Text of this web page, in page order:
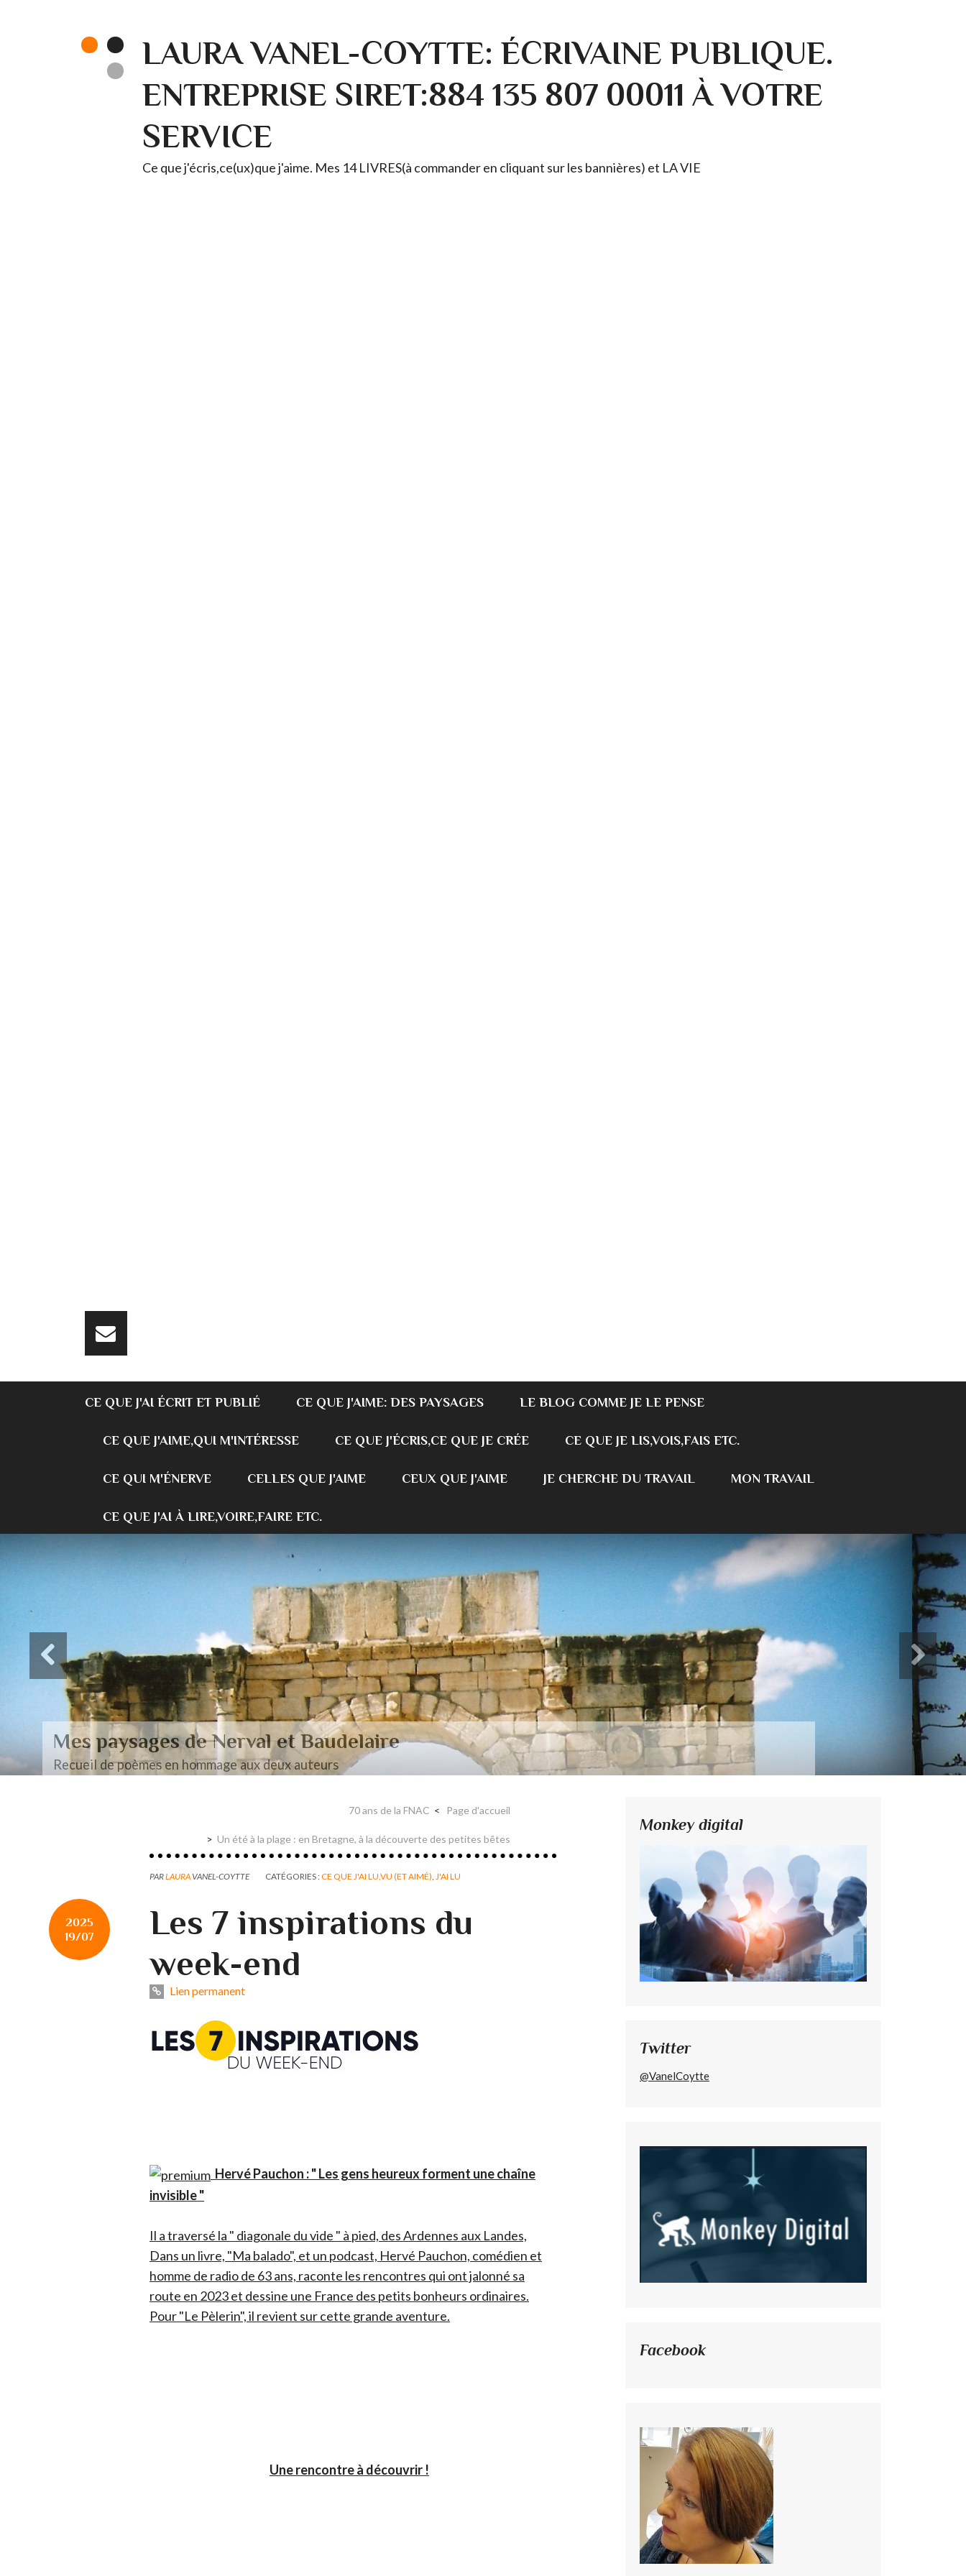
LAURA VANEL-COYTTE: ÉCRIVAINE PUBLIQUE.
ENTREPRISE SIRET:884 135 807 00011 À VOTRE
SERVICE
Ce que j'écris,ce(ux)que j'aime. Mes 14 LIVRES(à commander en cliquant sur les bannières) et LA VIE
CE QUE J'AI ÉCRIT ET PUBLIÉ CE QUE J'AIME: DES PAYSAGES LE BLOG COMME JE LE PENSE
CE QUE J'AIME,QUI M'INTÉRESSE CE QUE J'ÉCRIS,CE QUE JE CRÉE CE QUE JE LIS,VOIS,FAIS ETC.
CE QUI M'ÉNERVE CELLES QUE J'AIME CEUX QUE J'AIME JE CHERCHE DU TRAVAIL MON TRAVAIL
CE QUE J'AI À LIRE,VOIRE,FAIRE ETC.
Des paysages de Baudelaire et Nerval
Mon mémoire de maîtrise
70 ans de la FNAC Page d'accueil
Un été à la plage : en Bretagne, à la découverte des petites bêtes
PARLAURA VANEL-COYTTE CATÉGORIES :CE QUE J'AI LU,VU (ET AIMÉ) J'AI LU
2025
19/07
Les 7 inspirations du
week-end
Lien permanent
Hervé Pauchon : " Les gens heureux forment une chaîne
invisible "
Il a traversé la " diagonale du vide " à pied, des Ardennes aux Landes,
Dans un livre, "Ma balado", et un podcast, Hervé Pauchon, comédien et
homme de radio de 63 ans, raconte les rencontres qui ont jalonné sa
route en 2023 et dessine une France des petits bonheurs ordinaires.
Pour "Le Pèlerin", il revient sur cette grande aventure.
Une rencontre à découvrir !
Monkey digital
Twitter
@VanelCoytte
Facebook